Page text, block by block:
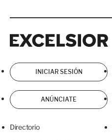
INICIAR SESIÓN
ANÚNCIATE
Directorio